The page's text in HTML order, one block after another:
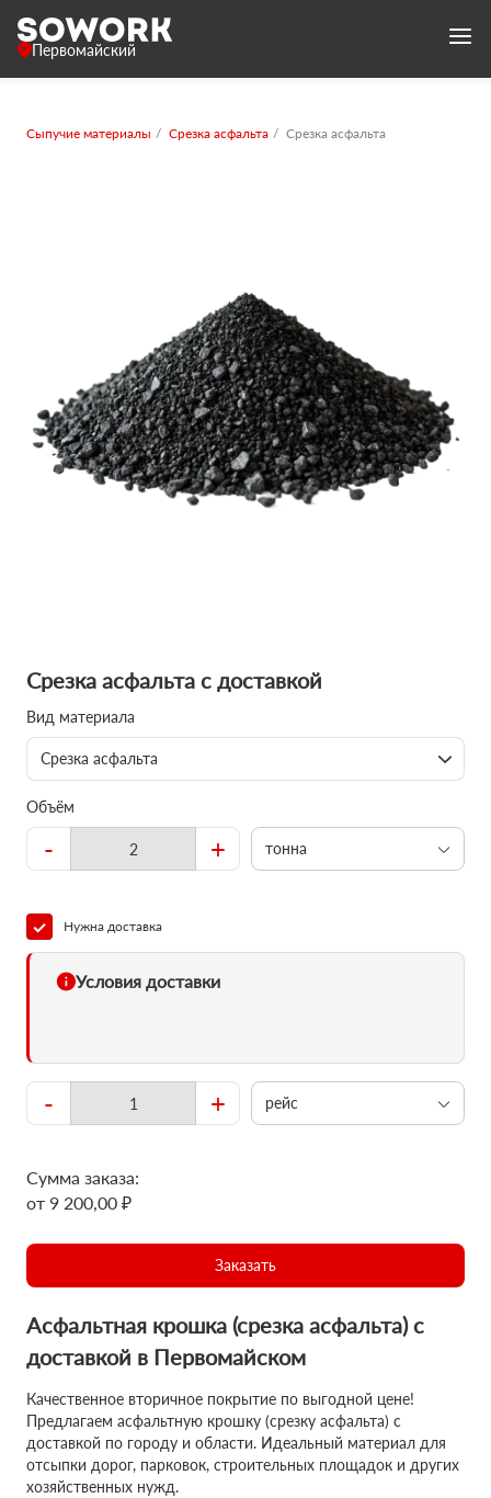
Первомайский
Сыпучие материалы Срезка асфальта Срезка асфальта
Срезка асфальта с доставкой
Вид материала
Срезка асфальта
Объём
- + тонна
Нужна доставка
Условия доставки
- + рейс
Сумма заказа:
от 9 200,00 ₽
Заказать
Асфальтная крошка (срезка асфальта) с
доставкой в Первомайском
Качественное вторичное покрытие по выгодной цене!
Предлагаем асфальтную крошку (срезку асфальта) с
доставкой по городу и области. Идеальный материал для
отсыпки дорог, парковок, строительных площадок и других
хозяйственных нужд.